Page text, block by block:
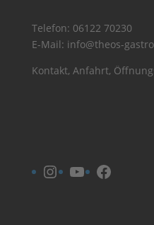
Telefon: 06122 70230
E-Mail: info@theos-
Kontakt, Anfahrt,
Instagram
YouTube